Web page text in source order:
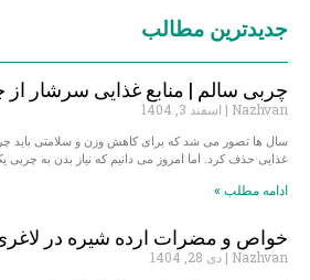
جدیدترین مطالب
چربی سالم | منابع غذایی سرشار
Nazhvan اسفند 3, 1404
سال ها تصور می شد که برای کاهش وزن و سلامتی باید
غذایی حذف کرد. اما امروز می دانیم که نیاز بدن به
ادامه مطلب »
خواص و مضرات ارده شیره در
Nazhvan دی 28, 1404